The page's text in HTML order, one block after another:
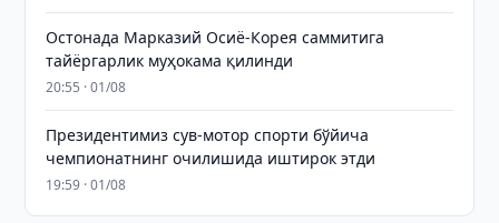
Остонада Марказий Осиё-Корея саммитига
тайёргарлик муҳокама қилинди
20:55 · 01/08
Президентимиз сув-мотор спорти бўйича
чемпионатнинг очилишида иштирок этди
19:59 · 01/08